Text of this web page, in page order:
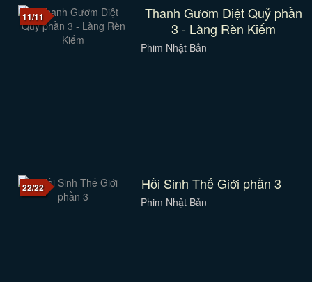
11/11
Thanh Gươm Diệt Quỷ phần
3 - Làng Rèn Kiếm
Phim Nhật Bản
22/22 Hồi Sinh Thế Giới phần 3
Phim Nhật Bản